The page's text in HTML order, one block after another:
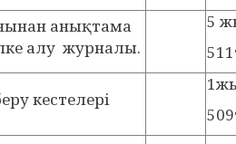
анықтама
алу журналы.
5
кестелері